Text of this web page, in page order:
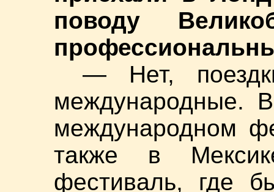
поводу
— Нет,
международные.
международном
также в
фестиваль, где